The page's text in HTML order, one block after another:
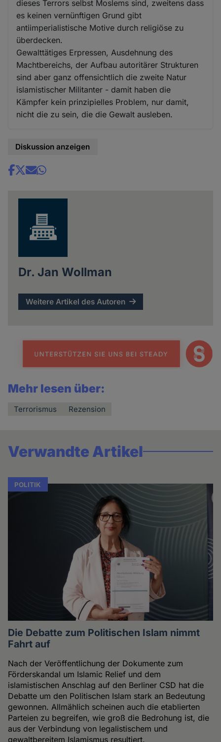
dieses Terrors selbst Moslems sind, zweitens dass
es keinen vernünftigen Grund gibt
antiimperialistische Motive durch religiöse zu
überdecken.
Gewalttätiges Erpressen, Ausdehnung des
Machtbereichs, der Aufbau autoritärer Strukturen
sind aber ganz offensichtlich die zweite Natur
islamistischer Militanter - damit haben die
Kämpfer kein prinzipielles Problem, nur damit,
nicht die zu sein, die die Gewalt ausleben.
Diskussion anzeigen
Share
Dr. Jan Wollman
Weitere Artikel des Autoren
Mehr lesen über:
Terrorismus Rezension
Verwandte Artikel
POLITIK
Die Debatte zum Politischen Islam nimmt
Fahrt auf
Nach der Veröffentlichung der Dokumente zum
Förderskandal um Islamic Relief und dem
islamistischen Anschlag auf den Berliner CSD hat die
Debatte um den Politischen Islam stark an Bedeutung
gewonnen. Allmählich scheinen auch die etablierten
Parteien zu begreifen, wie groß die Bedrohung ist, die
aus der Verbindung von legalistischem und
gewaltbereitem Islamismus resultiert.